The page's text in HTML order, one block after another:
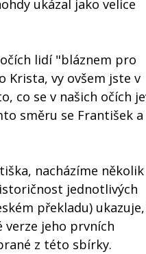
ukázal jako velice
lidí "bláznem pro
Krista, vy ovšem jste v
co se v našich očích
směru se František a
nacházíme několik
jednotlivých
překladu) ukazuje,
verze jeho prvních
z této sbírky.